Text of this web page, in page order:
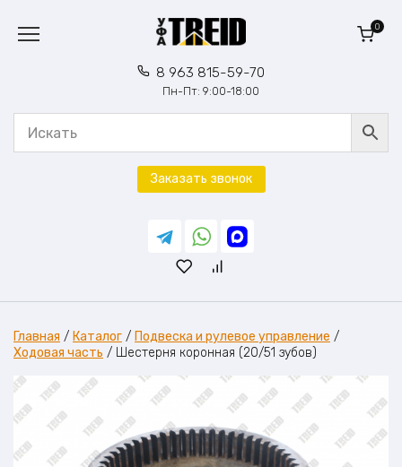
содержанию
8 963 815-59-70
Пн-Пт: 9:00-18:00
0
Заказать звонок
Главная / Каталог / Подвеска и рулевое управление /
Ходовая часть / Шестерня коронная (20/51 зубов)